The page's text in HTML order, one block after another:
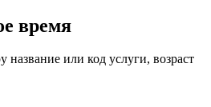
время
или код услуги, возраст